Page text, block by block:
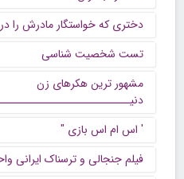
دختری که خواستگار مادرش
تست شخصیت شناسی
مشهور ترین هکرهای زن
' اس ام اس بازی "
فیلم جنجالی و ترسناک ایرانی